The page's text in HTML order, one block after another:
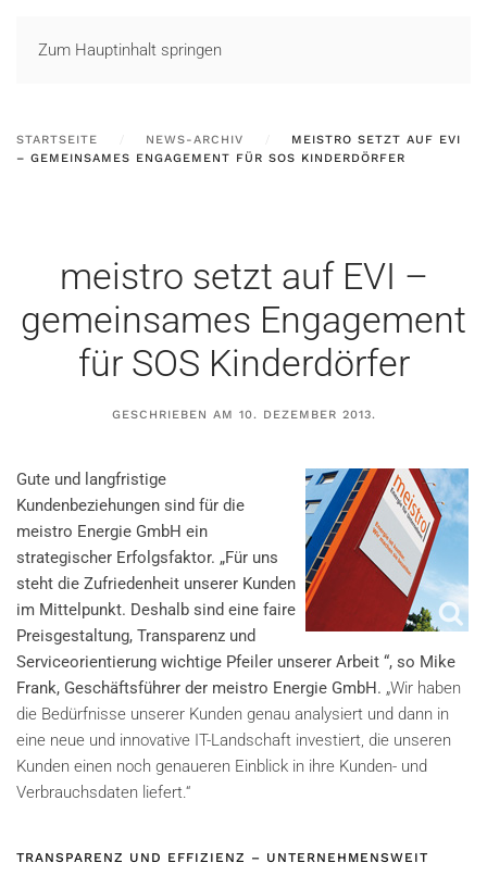
Zum Hauptinhalt springen
STARTSEITE NEWS-ARCHIV
MEISTRO SETZT AUF EVI
– GEMEINSAMES ENGAGEMENT FÜR SOS KINDERDÖRFER
meistro setzt auf EVI –
gemeinsames Engagement
für SOS Kinderdörfer
GESCHRIEBEN AM 10. DEZEMBER 2013.
Gute und langfristige
Kundenbeziehungen sind für die
meistro Energie GmbH ein
strategischer Erfolgsfaktor. „Für uns
steht die Zufriedenheit unserer Kunden
im Mittelpunkt. Deshalb sind eine faire
Preisgestaltung, Transparenz und
Serviceorientierung wichtige Pfeiler unserer Arbeit “, so Mike
Frank, Geschäftsführer der meistro Energie GmbH. „Wir haben
die Bedürfnisse unserer Kunden genau analysiert und dann in
eine neue und innovative IT-Landschaft investiert, die unseren
Kunden einen noch genaueren Einblick in ihre Kunden- und
Verbrauchsdaten liefert.“
TRANSPARENZ UND EFFIZIENZ – UNTERNEHMENSWEIT